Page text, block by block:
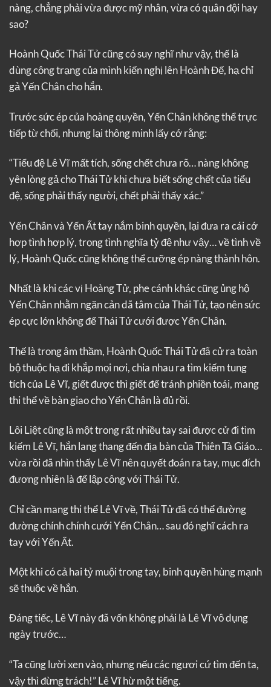
nàng, chẳng phải vừa được mỹ nhân, vừa có quân đội hay
sao?
Hoành Quốc Thái Tử cũng có suy nghĩ như vậy, thế là
dùng công trạng của mình kiến nghị lên Hoành Đế, hạ chỉ
gả Yến Chân cho hắn.
Trước sức ép của hoàng quyền, Yến Chân không thể trực
tiếp từ chối, nhưng lại thông minh lấy cớ rằng:
“Tiểu đệ Lê Vĩ mất tích, sống chết chưa rõ… nàng không
yên lòng gả cho Thái Tử khi chưa biết sống chết của tiểu
đệ, sống phải thấy người, chết phải thấy xác.”
Yến Chân và Yến Ất tay nắm binh quyền, lại đưa ra cái cớ
hợp tình hợp lý, trọng tình nghĩa tỷ đệ như vậy… về tình về
lý, Hoành Quốc cũng không thể cưỡng ép nàng thành hôn.
Nhất là khi các vị Hoàng Tử, phe cánh khác cũng ủng hộ
Yến Chân nhằm ngăn cản dã tâm của Thái Tử, tạo nên sức
ép cực lớn không để Thái Tử cưới được Yến Chân.
Thế là trong âm thầm, Hoành Quốc Thái Tử đã cử ra toàn
bộ thuộc hạ đi khắp mọi nơi, chia nhau ra tìm kiếm tung
tích của Lê Vĩ, giết được thì giết để tránh phiền toái, mang
thi thể về bàn giao cho Yến Chân là đủ rồi.
Lôi Liệt cũng là một trong rất nhiều tay sai được cử đi tìm
kiếm Lê Vĩ, hắn lang thang đến địa bàn của Thiên Tà Giáo…
vừa rồi đã nhìn thấy Lê Vĩ nên quyết đoán ra tay, mục đích
đương nhiên là để lập công với Thái Tử.
Chỉ cần mang thi thể Lê Vĩ về, Thái Tử đã có thể đường
đường chính chính cưới Yến Chân… sau đó nghĩ cách ra
tay với Yến Ất.
Một khi có cả hai tỷ muội trong tay, binh quyền hùng mạnh
sẽ thuộc về hắn.
Đáng tiếc, Lê Vĩ này đã vốn không phải là Lê Vĩ vô dụng
ngày trước…
“Ta cũng lười xen vào, nhưng nếu các ngươi cứ tìm đến ta,
vậy thì đừng trách!” Lê Vĩ hừ một tiếng.